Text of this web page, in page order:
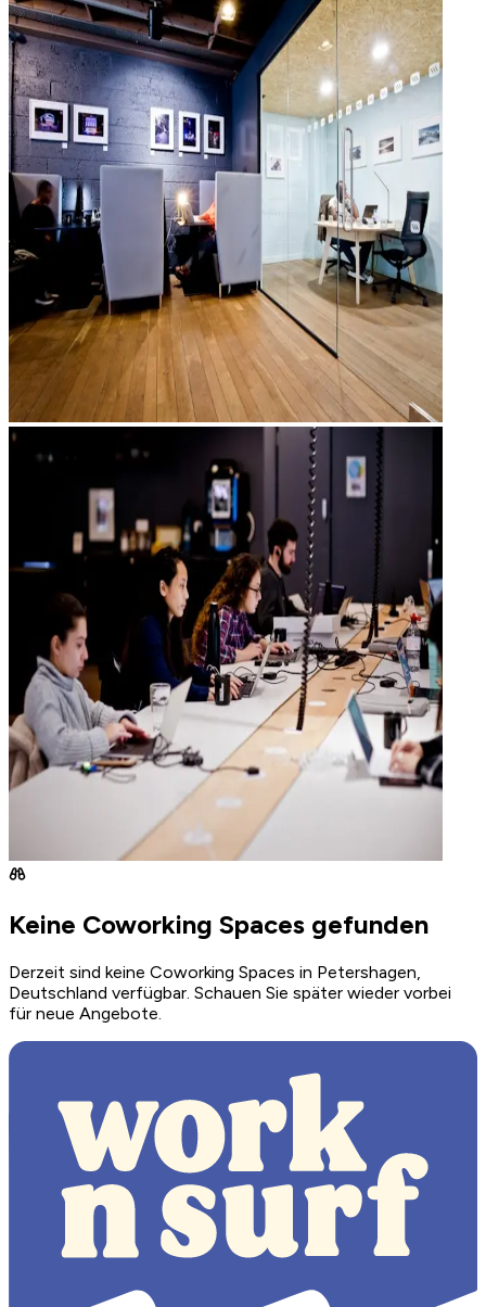
Keine Coworking Spaces gefunden
Derzeit sind keine Coworking Spaces in Petershagen,
Deutschland verfügbar. Schauen Sie später wieder vorbei
für neue Angebote.